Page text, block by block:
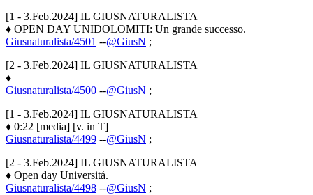
[1 - 3.Feb.2024] IL GIUSNATURALISTA
♦ OPEN DAY UNIDOLOMITI: Un grande successo.
Giusnaturalista/4501 --@GiusN ;
[2 - 3.Feb.2024] IL GIUSNATURALISTA
♦
Giusnaturalista/4500 --@GiusN ;
[1 - 3.Feb.2024] IL GIUSNATURALISTA
♦ 0:22 [media] [v. in T]
Giusnaturalista/4499 --@GiusN ;
[2 - 3.Feb.2024] IL GIUSNATURALISTA
♦ Open day Universitá.
Giusnaturalista/4498 --@GiusN ;